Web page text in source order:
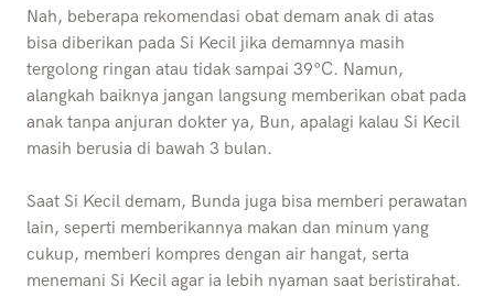
Nah, beberapa rekomendasi obat demam anak di atas
bisa diberikan pada Si Kecil jika demamnya masih
tergolong ringan atau tidak sampai 39°C. Namun,
alangkah baiknya jangan langsung memberikan obat pada
anak tanpa anjuran dokter ya, Bun, apalagi kalau Si Kecil
masih berusia di bawah 3 bulan.
Saat Si Kecil demam, Bunda juga bisa memberi perawatan
lain, seperti memberikannya makan dan minum yang
cukup, memberi kompres dengan air hangat, serta
menemani Si Kecil agar ia lebih nyaman saat beristirahat.